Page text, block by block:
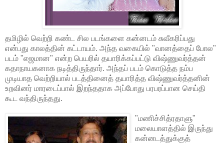
தமிழில் வெற்றி கண்ட சில படங்களை கன்னடம் சுவீகரிப்பது
என்பது காலத்தின் கட்டாயம். அந்த வகையில் "வானத்தைப் போல"
படம் "எஜமான" என்ற பெயரில் தயாரிக்கப்பட்டு விஷ்ணுவர்த்தன்
கதாநாயகனாக நடித்திருந்தார். அந்தப் படம் கொடுத்த நம்ப
முடியாத வெற்றியால் படத்தினைத் தயாரித்த விஷ்ணுவர்த்தனின்
உறவினர் மாரடைப்பால் இறந்ததாக அப்போது பரபரப்பான செய்தி
கூட வந்திருந்தது.
"மணிச்சித்ரதாளு"
மலையாளத்தில் இருந்து
கன்னடத்துக்குத்